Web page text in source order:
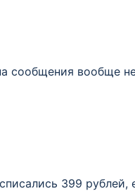
сообщения вообще
399